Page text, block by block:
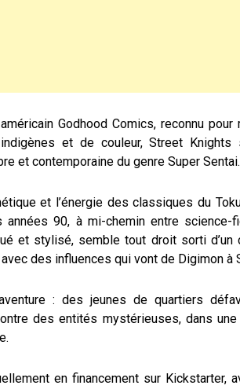
Godhood Comics, reconnu
et de couleur, Street Knights
et contemporaine du genre Super Sentai.
et l’énergie des classiques du
années 90, à mi-chemin entre science-
et stylisé, semble tout droit sorti d’un
des influences qui vont de Digimon à
: des jeunes de quartiers
des entités mystérieuses, dans
en financement sur Kickstarter,